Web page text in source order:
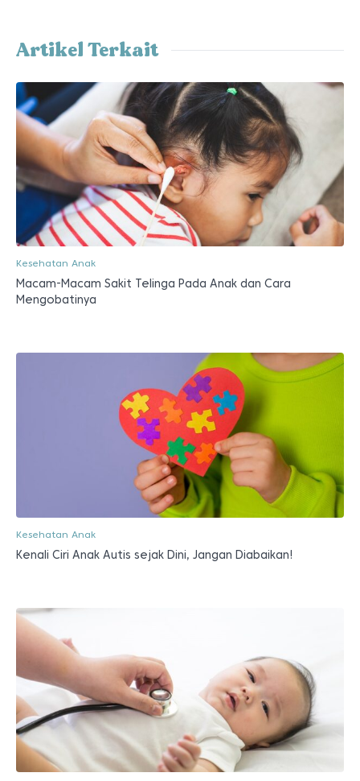
Artikel Terkait
Kesehatan Anak
Macam-Macam Sakit Telinga Pada Anak dan Cara
Mengobatinya
Kesehatan Anak
Kenali Ciri Anak Autis sejak Dini, Jangan Diabaikan!